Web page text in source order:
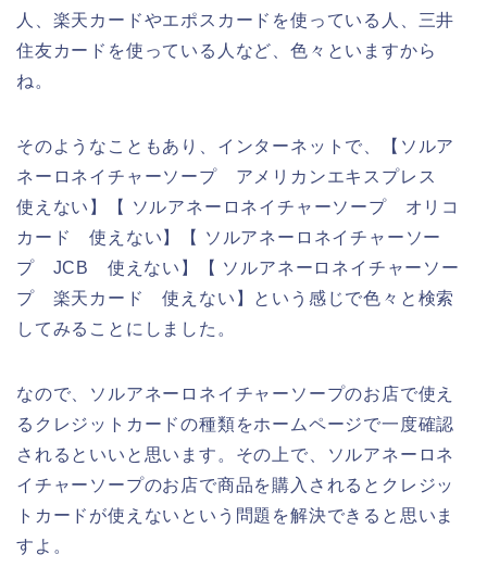
人、楽天カードやエポスカードを使っている人、三井
住友カードを使っている人など、色々といますから
ね。
そのようなこともあり、インターネットで、【ソルア
ネーロネイチャーソープ アメリカンエキスプレス
使えない】【 ソルアネーロネイチャーソープ オリコ
カード 使えない】【 ソルアネーロネイチャーソー
プ JCB 使えない】【 ソルアネーロネイチャーソー
プ 楽天カード 使えない】という感じで色々と検索
してみることにしました。
なので、ソルアネーロネイチャーソープのお店で使え
るクレジットカードの種類をホームページで一度確認
されるといいと思います。その上で、ソルアネーロネ
イチャーソープのお店で商品を購入されるとクレジッ
トカードが使えないという問題を解決できると思いま
すよ。